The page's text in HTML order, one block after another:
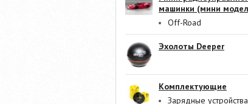
машинки (мини
Off-Road
Эхолоты Deeper
Комплектующие
Зарядные устройства